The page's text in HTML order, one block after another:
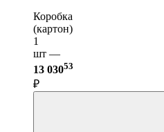
Коробка
(картон)
1
шт —
13 03053
₽